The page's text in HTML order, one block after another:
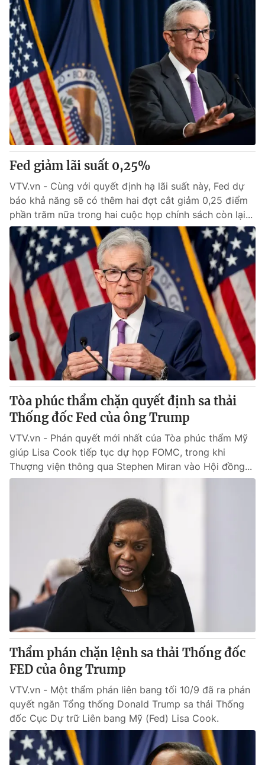
Fed giảm lãi suất 0,25%
VTV.vn - Cùng với quyết định hạ lãi suất này, Fed dự
báo khả năng sẽ có thêm hai đợt cắt giảm 0,25 điểm
phần trăm nữa trong hai cuộc họp chính sách còn lại...
Tòa phúc thẩm chặn quyết định sa thải
Thống đốc Fed của ông Trump
VTV.vn - Phán quyết mới nhất của Tòa phúc thẩm Mỹ
giúp Lisa Cook tiếp tục dự họp FOMC, trong khi
Thượng viện thông qua Stephen Miran vào Hội đồng...
Thẩm phán chặn lệnh sa thải Thống đốc
FED của ông Trump
VTV.vn - Một thẩm phán liên bang tối 10/9 đã ra phán
quyết ngăn Tổng thống Donald Trump sa thải Thống
đốc Cục Dự trữ Liên bang Mỹ (Fed) Lisa Cook.